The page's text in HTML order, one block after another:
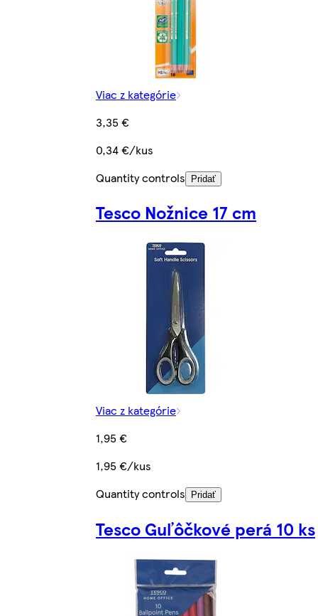
Viac z kategórie
3,35 €
0,34 €/kus
Quantity controls
Pridať
Tesco Nožnice 17 cm
Viac z kategórie
1,95 €
1,95 €/kus
Quantity controls
Pridať
Tesco Guľôčkové perá 10 ks